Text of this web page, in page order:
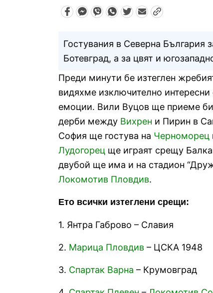
Гостувания в Северна
Ботевград, а за цвят и
Преди минути бе изтеглен
видяхме изключително
емоции. Вили Вуцов ще приеме
дерби между Вихрен и Пирин в
София ще гостува на Черноморец
Лудогорец ще играят срещу
двубой ще има и на стадион
Локомотив Пловдив.
Ето всички изтеглени срещи:
1. Янтра Габрово – Славия
2. Марица Пловдив – ЦСКА 1948
3. Спартак Варна – Крумовград